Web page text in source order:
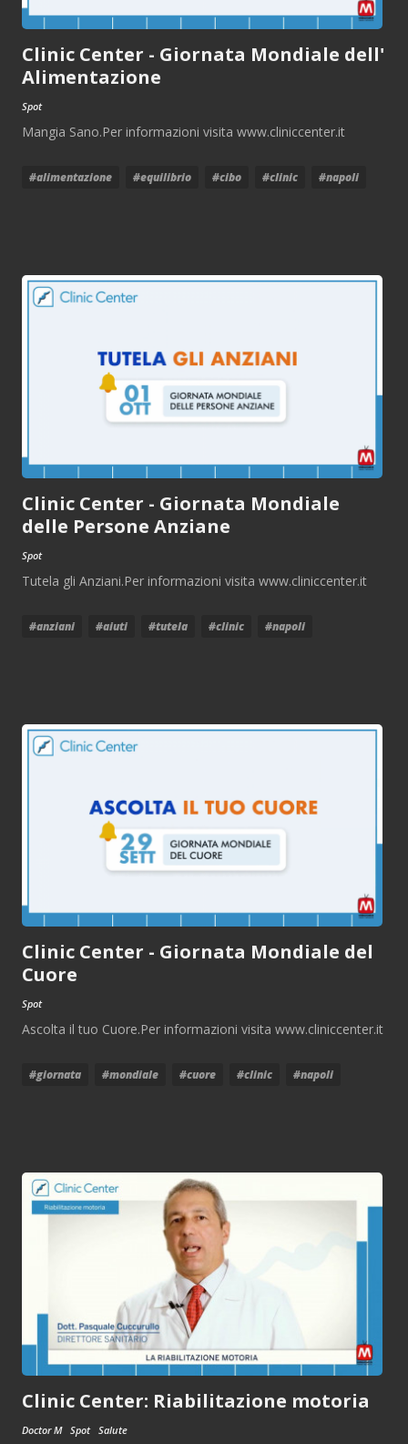
Clinic Center - Giornata Mondiale dell'
Alimentazione
Spot
Mangia Sano.Per informazioni visita www.cliniccenter.it
#alimentazione #equilibrio #cibo #clinic #napoli
Clinic Center - Giornata Mondiale
delle Persone Anziane
Spot
Tutela gli Anziani.Per informazioni visita www.cliniccenter.it
#anziani #aiuti #tutela #clinic #napoli
Clinic Center - Giornata Mondiale del
Cuore
Spot
Ascolta il tuo Cuore.Per informazioni visita www.cliniccenter.it
#giornata #mondiale #cuore #clinic #napoli
Clinic Center: Riabilitazione motoria
Doctor M Spot Salute